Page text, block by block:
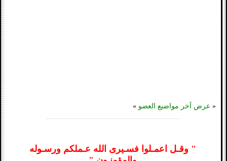
« عرض آخر مواضيع العضو »
" وقـل اعمـلوا فسـيرى الله عـملكم ورسـوله